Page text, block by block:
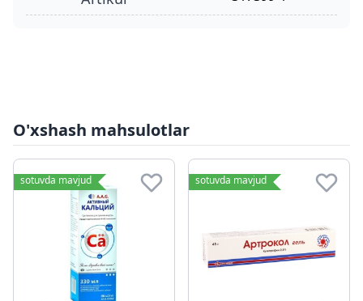
O'xshash mahsulotlar
sotuvda mavjud sotuvda mavjud